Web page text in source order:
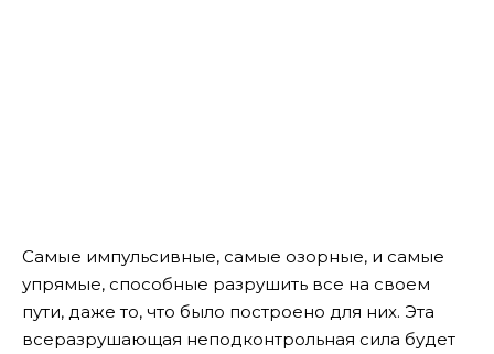
Самые импульсивные, самые озорные, и самые
упрямые, способные разрушить все на своем
пути, даже то, что было построено для них. Эта
всеразрушающая неподконтрольная сила будет